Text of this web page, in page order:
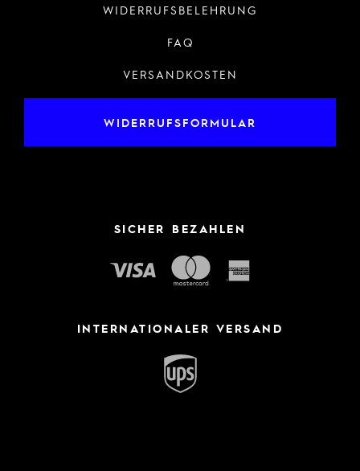
WIDERRUFSBELEHRUNG
FAQ
VERSANDKOSTEN
WIDERRUFSFORMULAR
SICHER BEZAHLEN
INTERNATIONALER VERSAND